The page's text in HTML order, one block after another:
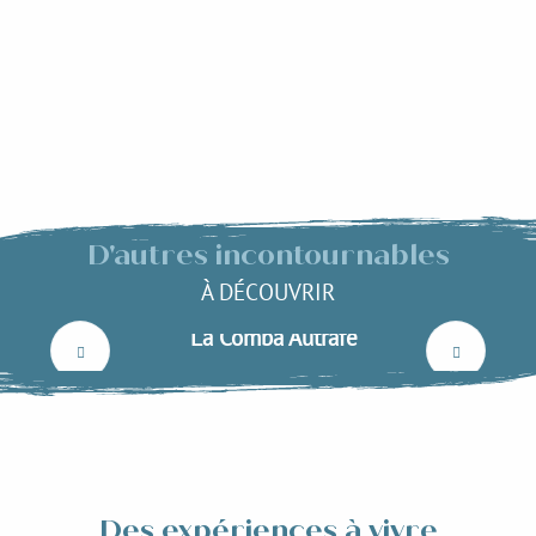
D'autres incontournables
À DÉCOUVRIR
La Comba Autrafé
Lire la suite